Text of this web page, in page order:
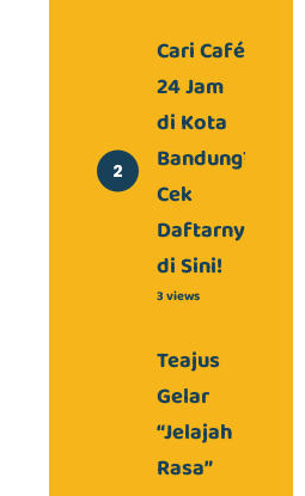
Cari Café
24 Jam
di Kota
Bandung?
Cek
Daftarnya
di Sini!
3 views
Teajus
Gelar
“Jelajah
Rasa”